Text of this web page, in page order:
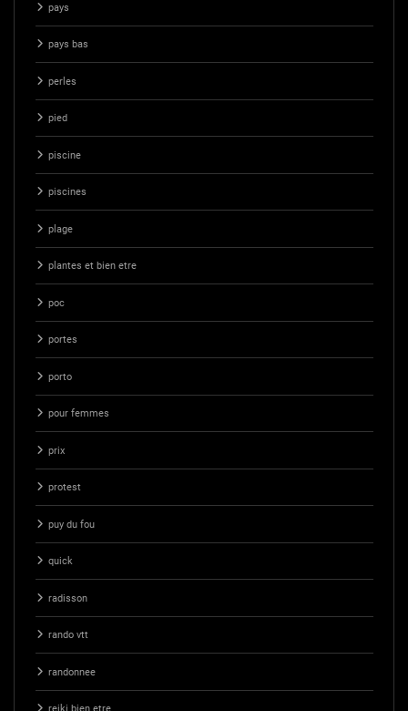
pays
pays bas
perles
pied
piscine
piscines
plage
plantes et bien etre
poc
portes
porto
pour femmes
prix
protest
puy du fou
quick
radisson
rando vtt
randonnee